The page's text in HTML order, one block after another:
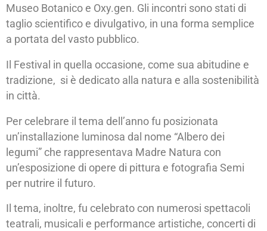
Museo Botanico e Oxy.gen. Gli incontri sono stati di
taglio scientifico e divulgativo, in una forma semplice
a portata del vasto pubblico.
Il Festival in quella occasione, come sua abitudine e
tradizione, si è dedicato alla natura e alla sostenibilità
in città.
Per celebrare il tema dell’anno fu posizionata
un’installazione luminosa dal nome “Albero dei
legumi” che rappresentava Madre Natura con
un’esposizione di opere di pittura e fotografia Semi
per nutrire il futuro.
Il tema, inoltre, fu celebrato con numerosi spettacoli
teatrali, musicali e performance artistiche, concerti di